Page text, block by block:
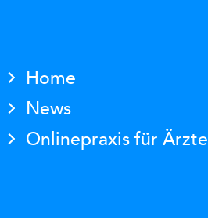
Home
News
Onlinepraxis für Ärzte